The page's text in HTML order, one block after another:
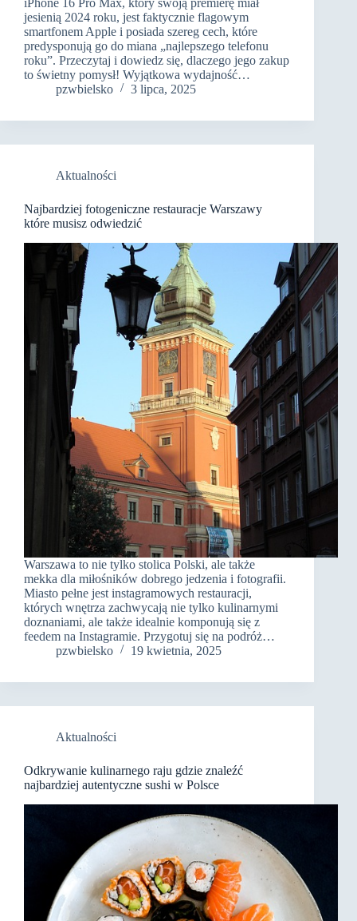
iPhone 16 Pro Max, który swoją premierę miał
jesienią 2024 roku, jest faktycznie flagowym
smartfonem Apple i posiada szereg cech, które
predysponują go do miana „najlepszego telefonu
roku”. Przeczytaj i dowiedz się, dlaczego jego zakup
to świetny pomysł! Wyjątkowa wydajność…
pzwbielsko
3 lipca, 2025
Aktualności
Najbardziej fotogeniczne restauracje Warszawy
które musisz odwiedzić
Warszawa to nie tylko stolica Polski, ale także
mekka dla miłośników dobrego jedzenia i fotografii.
Miasto pełne jest instagramowych restauracji,
których wnętrza zachwycają nie tylko kulinarnymi
doznaniami, ale także idealnie komponują się z
feedem na Instagramie. Przygotuj się na podróż…
pzwbielsko
19 kwietnia, 2025
Aktualności
Odkrywanie kulinarnego raju gdzie znaleźć
najbardziej autentyczne sushi w Polsce